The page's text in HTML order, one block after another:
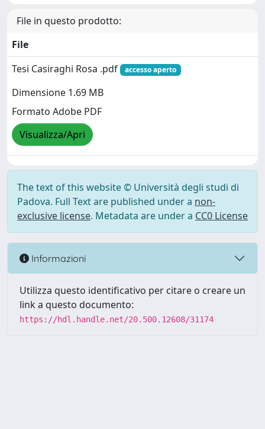
File in questo prodotto:
File
Tesi Casiraghi Rosa .pdf
accesso aperto
Dimensione 1.69 MB
Formato Adobe PDF
Visualizza/Apri
The text of this website © Università degli studi di
Padova. Full Text are published under a non-
exclusive license. Metadata are under a CC0 License
Informazioni
Utilizza questo identificativo per citare o creare un
link a questo documento:
https://hdl.handle.net/20.500.12608/31174